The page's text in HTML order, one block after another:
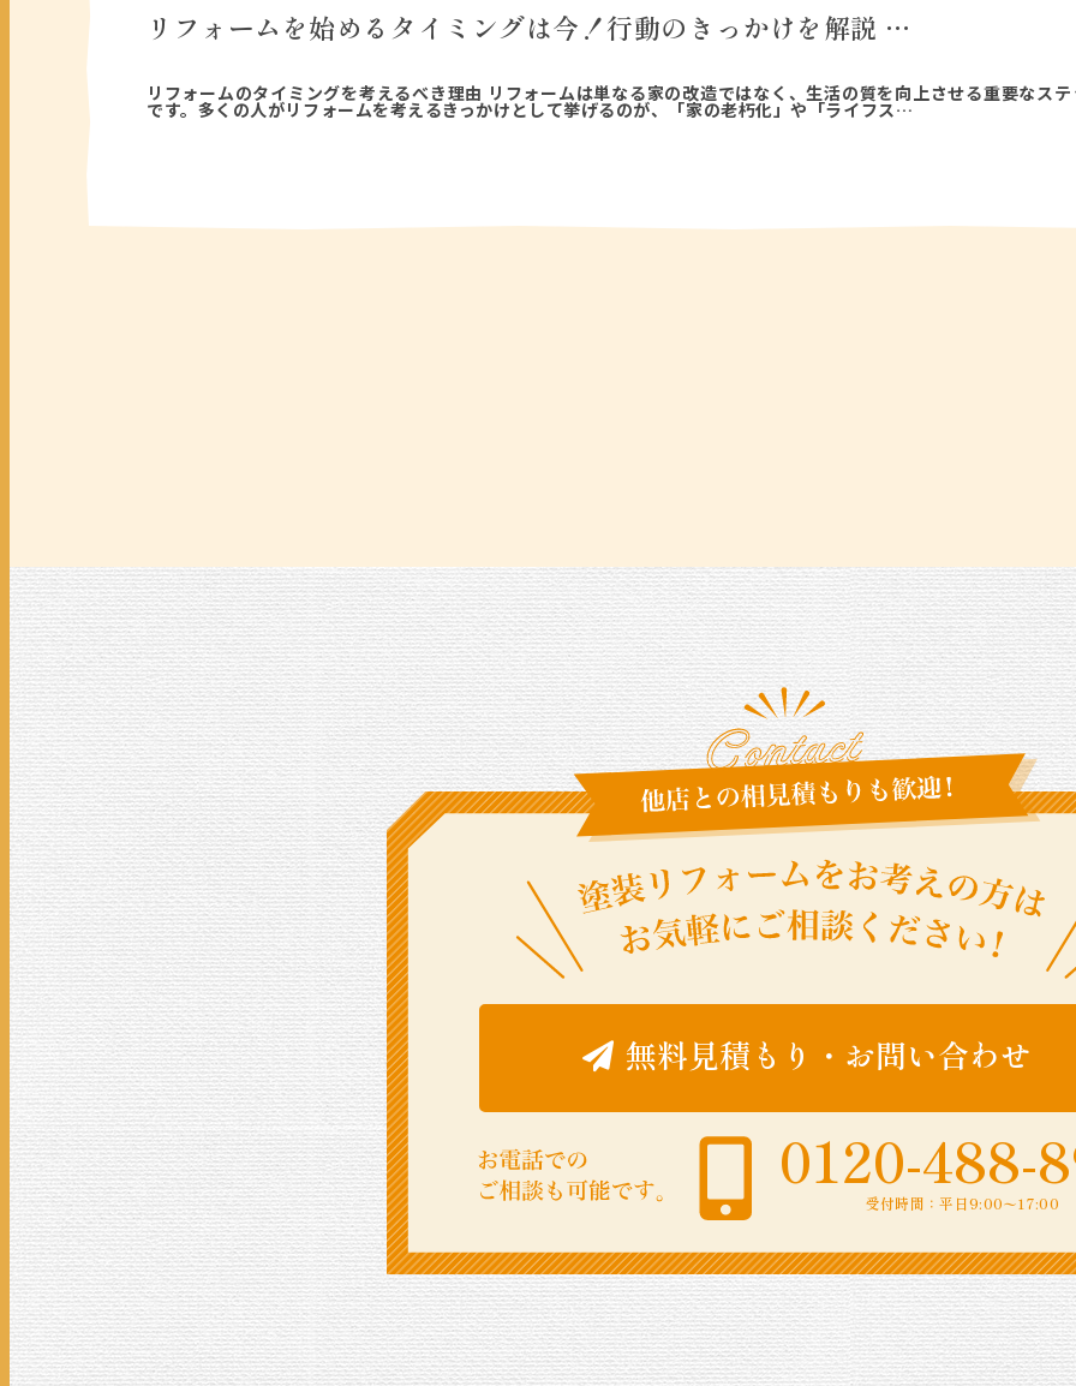
リフォームを始めるタイミングは今！行動のきっかけを解説 …
リフォームのタイミングを考えるべき理由 リフォームは単なる家の改造ではなく、生活の質を向上させる重要なス
です。多くの人がリフォームを考えるきっかけとして挙げるのが、「家の老朽化」や「ライフス…
無料見積もり ・ お問い合わせ
0120-488-
受付時間：平日9:00〜17:00